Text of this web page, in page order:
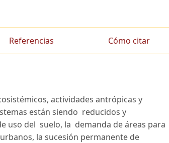
Referencias Cómo citar
actividades antrópicas y
están siendo reducidos y
uso del suelo, la demanda de áreas para
la sucesión permanente de